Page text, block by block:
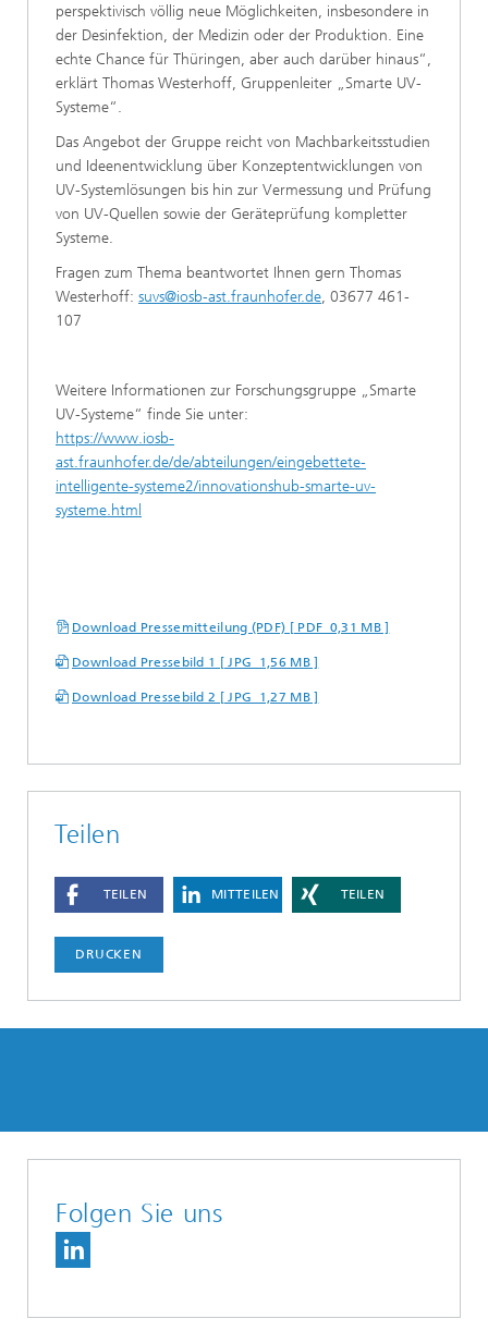
perspektivisch völlig neue Möglichkeiten, insbesondere in
der Desinfektion, der Medizin oder der Produktion. Eine
echte Chance für Thüringen, aber auch darüber hinaus“,
erklärt Thomas Westerhoff, Gruppenleiter „Smarte UV-
Systeme“.
Das Angebot der Gruppe reicht von Machbarkeitsstudien
und Ideenentwicklung über Konzeptentwicklungen von
UV-Systemlösungen bis hin zur Vermessung und Prüfung
von UV-Quellen sowie der Geräteprüfung kompletter
Systeme.
Fragen zum Thema beantwortet Ihnen gern Thomas
Westerhoff: suvs@iosb-ast.fraunhofer.de, 03677 461-
107
Weitere Informationen zur Forschungsgruppe „Smarte
UV-Systeme“ finde Sie unter:
https://www.iosb-
ast.fraunhofer.de/de/abteilungen/eingebettete-
intelligente-systeme2/innovationshub-smarte-uv-
systeme.html
Download Pressemitteilung (PDF) [ PDF 0,31 MB ]
Download Pressebild 1 [ JPG 1,56 MB ]
Download Pressebild 2 [ JPG 1,27 MB ]
Teilen
TEILEN MITTEILEN TEILEN
DRUCKEN
Folgen Sie uns